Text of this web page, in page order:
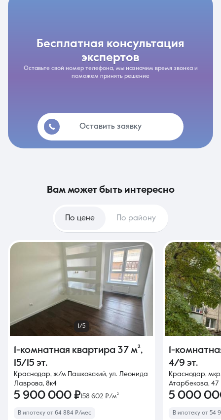
бесплатная консультация
экспертов
Оставьте свой номер телефона, мы назначим время звонка и
поможем принять решение
Оставить заявку
вам может быть интересно
По цене По району
1/5
1-комнатная квартира 37 м²,
15/15 эт.
Краснодар, ж/м Пашковский, ул. Леонида
Лаврова, 8к4
5 900 000 ₽ 158 602 ₽/м²
В ипотеку от 64 884 ₽/мес
1-
4/9 эт.
Краснодар,
Атарбекова, 47
5 000
В ипотеку от 54